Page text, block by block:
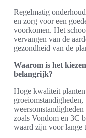
Regelmatig
en zorg voor een
voorkomen. Het
vervangen van de
gezondheid van de
Waarom is het
belangrijk?
Hoge kwaliteit
zoals Vondom en 3C
waard zijn voor lange